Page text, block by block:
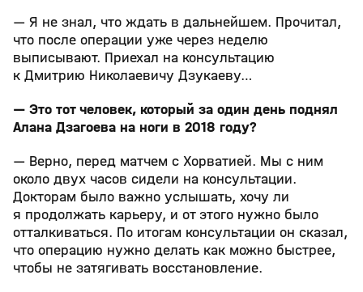
— Я не знал, что ждать в дальнейшем. Прочитал,
что после операции уже через неделю
выписывают. Приехал на консультацию
к Дмитрию Николаевичу Дзукаеву…
— Это тот человек, который за один день поднял
Алана Дзагоева на ноги в 2018 году?
— Верно, перед матчем с Хорватией. Мы с ним
около двух часов сидели на консультации.
Докторам было важно услышать, хочу ли
я продолжать карьеру, и от этого нужно было
отталкиваться. По итогам консультации он сказал,
что операцию нужно делать как можно быстрее,
чтобы не затягивать восстановление.